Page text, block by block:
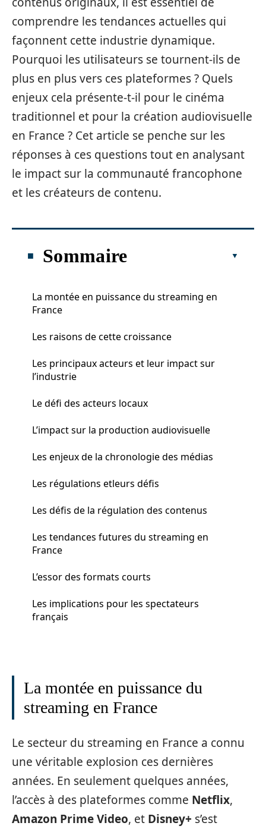
comprendre les tendances actuelles qui
façonnent cette industrie dynamique.
Pourquoi les utilisateurs se tournent-ils de
plus en plus vers ces plateformes ? Quels
enjeux cela présente-t-il pour le cinéma
traditionnel et pour la création audiovisuelle
en France ? Cet article se penche sur les
réponses à ces questions tout en analysant
le impact sur la communauté francophone
et les créateurs de contenu.
Sommaire
La montée en puissance du streaming en
France
Les raisons de cette croissance
Les principaux acteurs et leur impact sur
l’industrie
Le défi des acteurs locaux
L’impact sur la production audiovisuelle
Les enjeux de la chronologie des médias
Les régulations etleurs défis
Les défis de la régulation des contenus
Les tendances futures du streaming en
France
L’essor des formats courts
Les implications pour les spectateurs
français
La montée en puissance du
streaming en France
Le secteur du streaming en France a connu
une véritable explosion ces dernières
années. En seulement quelques années,
l’accès à des plateformes comme Netflix,
Amazon Prime Video, et Disney+ s’est